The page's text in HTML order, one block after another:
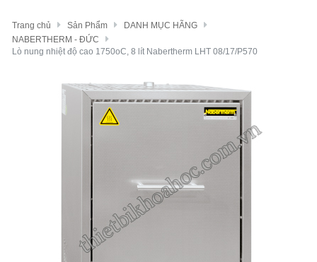
Trang chủ Sản Phẩm
DANH MỤC HÃNG
NABERTHERM - ĐỨC
Lò nung nhiệt độ cao 1750oC, 8 lít Nabertherm LHT 08/17/P570